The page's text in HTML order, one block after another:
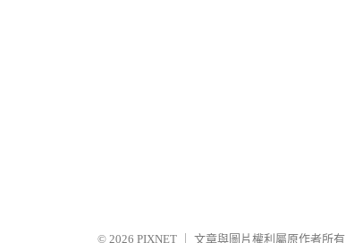
© 2026 PIXNET 文章與圖片權利屬原作者所有